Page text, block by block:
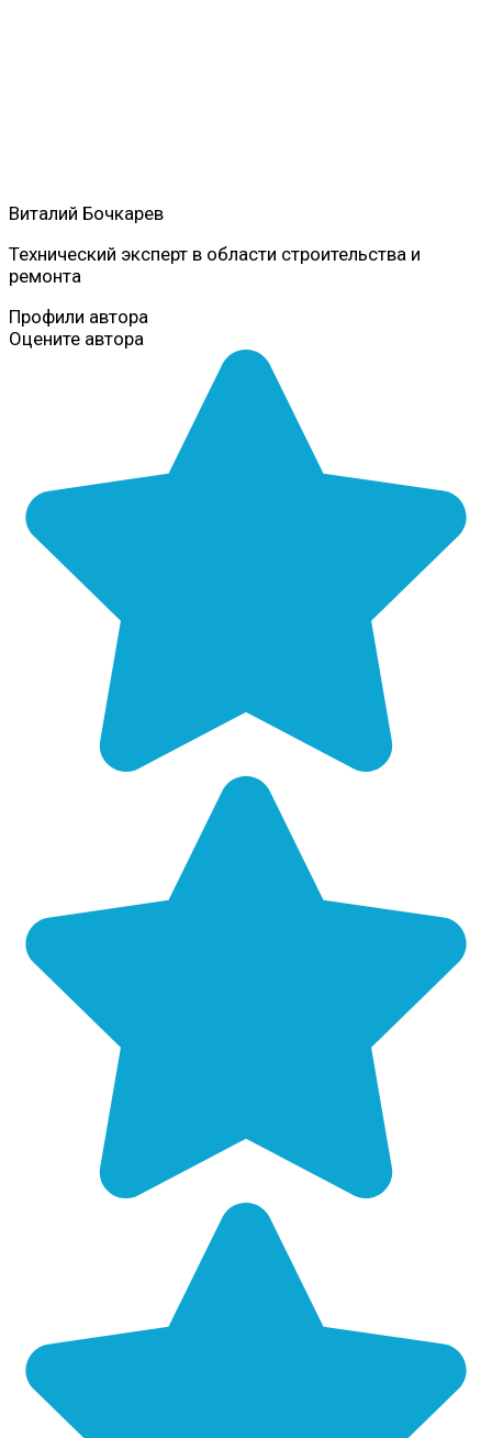
Виталий Бочкарев
Технический эксперт в области строительства и
ремонта
Профили автора
Оцените автора